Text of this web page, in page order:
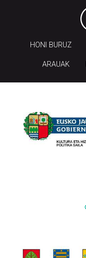
HONI BURUZ
ARAUAK